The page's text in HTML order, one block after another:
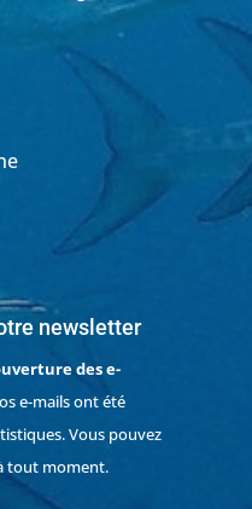
newsletter
des e-
e-mails ont été
Vous pouvez
tout moment.